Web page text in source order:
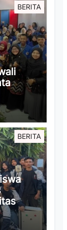
BERITA
BERITA